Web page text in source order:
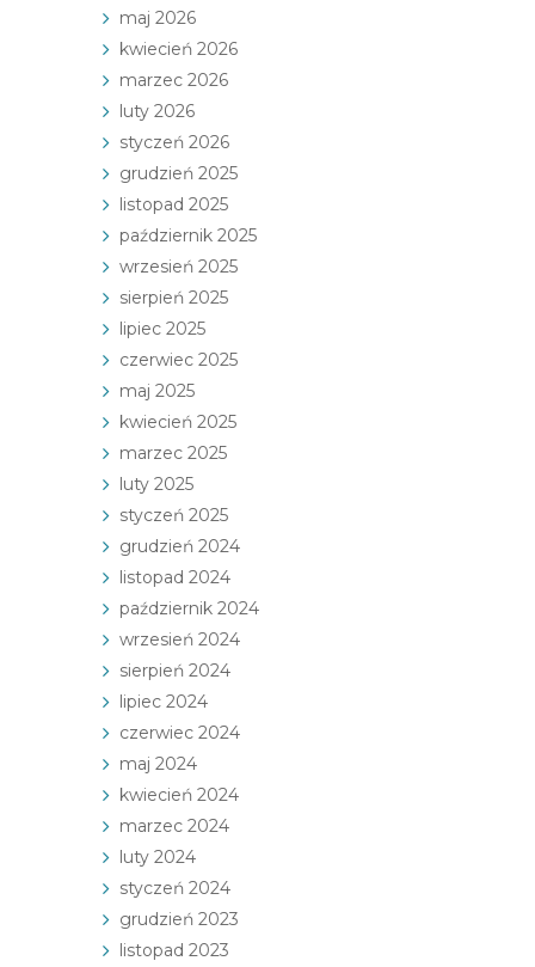
maj 2026
kwiecień 2026
marzec 2026
luty 2026
styczeń 2026
grudzień 2025
listopad 2025
październik 2025
wrzesień 2025
sierpień 2025
lipiec 2025
czerwiec 2025
maj 2025
kwiecień 2025
marzec 2025
luty 2025
styczeń 2025
grudzień 2024
listopad 2024
październik 2024
wrzesień 2024
sierpień 2024
lipiec 2024
czerwiec 2024
maj 2024
kwiecień 2024
marzec 2024
luty 2024
styczeń 2024
grudzień 2023
listopad 2023